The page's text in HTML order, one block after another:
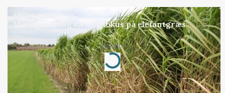
ARRANGEMENT
Markvandring sætter fokus på elefantgræs
Annonce
Loading...